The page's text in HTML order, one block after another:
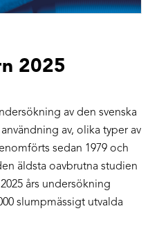
2025
av den svenska
av, olika typer av
sedan 1979 och
äldsta oavbrutna studien
års undersökning
slumpmässigt utvalda